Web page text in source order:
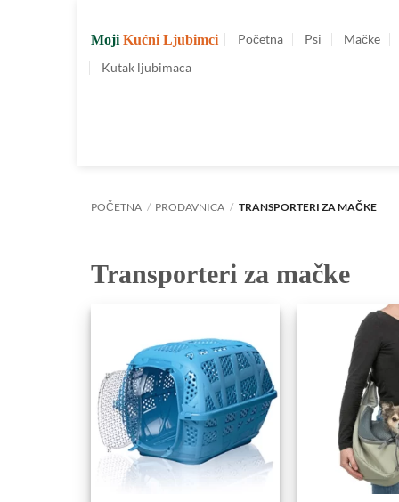
na
sadržaj
Moji Kućni Ljubimci Početna Psi Mačke
Kutak ljubimaca
POČETNA / PRODAVNICA / TRANSPORTERI ZA MAČKE
Transporteri za mačke
Dodajte
u
Omiljene